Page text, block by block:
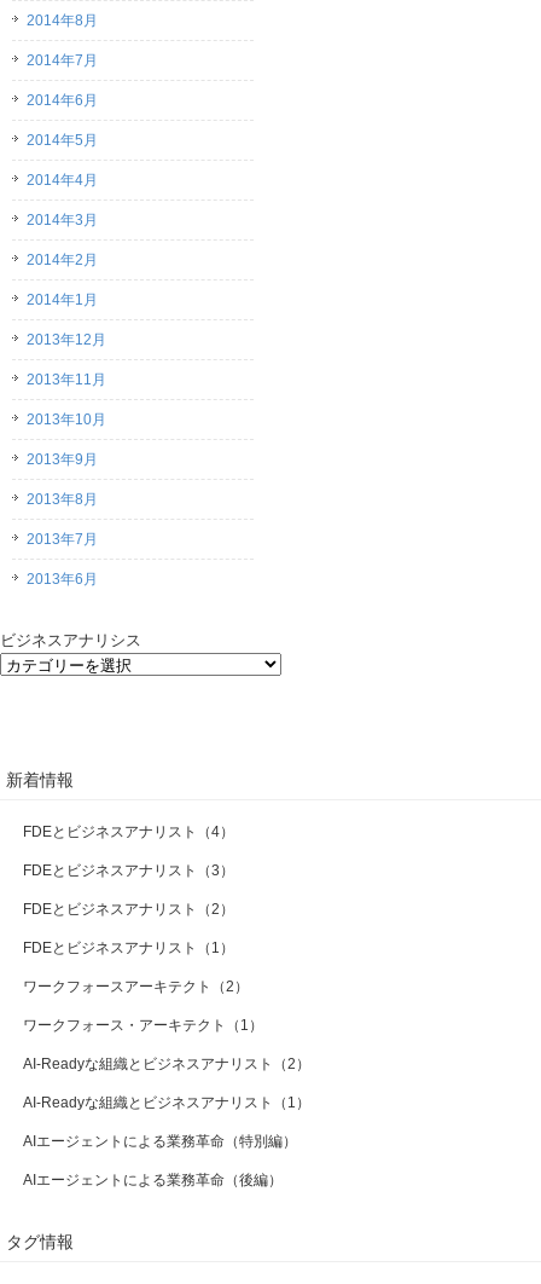
2014年8月
2014年7月
2014年6月
2014年5月
2014年4月
2014年3月
2014年2月
2014年1月
2013年12月
2013年11月
2013年10月
2013年9月
2013年8月
2013年7月
2013年6月
ビジネスアナリシス
新着情報
FDEとビジネスアナリスト（4）
FDEとビジネスアナリスト（3）
FDEとビジネスアナリスト（2）
FDEとビジネスアナリスト（1）
ワークフォースアーキテクト（2）
ワークフォース・アーキテクト（1）
AI-Readyな組織とビジネスアナリスト（2）
AI-Readyな組織とビジネスアナリスト（1）
AIエージェントによる業務革命（特別編）
AIエージェントによる業務革命（後編）
タグ情報